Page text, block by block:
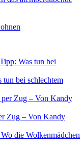
Was tun bei
tun bei schlechtem
Zug – Von Kandy
Zug – Von Kandy
die Wolkenmädchen